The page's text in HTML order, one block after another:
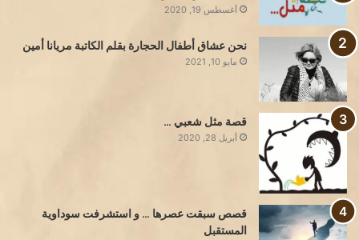
أغسطس 19, 2020
نحن عشاق أطفال الحجارة بقلم الكاتبة مريانا أمين
مايو 10, 2021
قصة مثل شعبي …
أبريل 28, 2020
قصص سبقت عصرها … و استشرفت سوداوية
المستقبل